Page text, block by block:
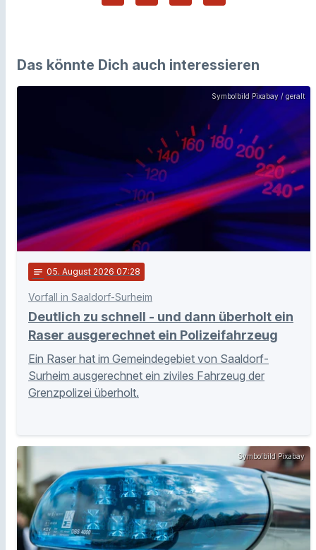
Das könnte Dich auch interessieren
Symbolbild Pixabay / geralt
notes 05. August 2026 07:28
Vorfall in Saaldorf-Surheim
Deutlich zu schnell - und dann überholt ein
Raser ausgerechnet ein Polizeifahrzeug
Ein Raser hat im Gemeindegebiet von Saaldorf-
Surheim ausgerechnet ein ziviles Fahrzeug der
Grenzpolizei überholt.
Symbolbild Pixabay